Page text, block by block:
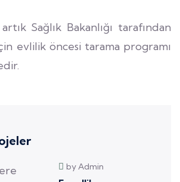
Sağlık Bakanlığı tarafından
evlilik öncesi tarama programı
by Admin